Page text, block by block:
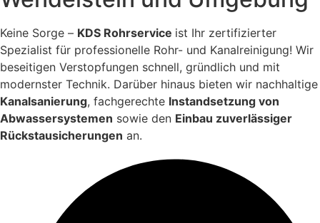
Keine Sorge – KDS Rohrservice ist Ihr zertifizierter
Spezialist für professionelle Rohr- und Kanalreinigung! Wir
beseitigen Verstopfungen schnell, gründlich und mit
modernster Technik. Darüber hinaus bieten wir nachhaltige
Kanalsanierung, fachgerechte Instandsetzung von
Abwassersystemen sowie den Einbau zuverlässiger
Rückstausicherungen an.